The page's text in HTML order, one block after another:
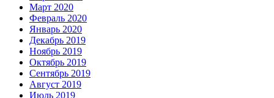
Март 2020
Февраль 2020
Январь 2020
Декабрь 2019
Ноябрь 2019
Октябрь 2019
Сентябрь 2019
Август 2019
Июль 2019